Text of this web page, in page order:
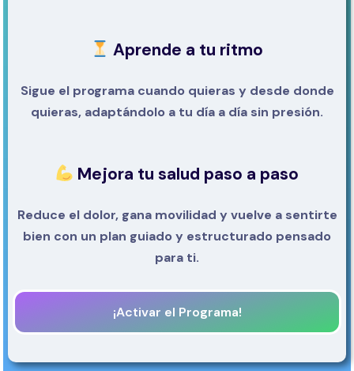
Aprende a tu ritmo
Sigue el programa cuando quieras y desde donde
quieras, adaptándolo a tu día a día sin presión.
Mejora tu salud paso a paso
Reduce el dolor, gana movilidad y vuelve a sentirte
bien con un plan guiado y estructurado pensado
para ti.
¡Activar el Programa!